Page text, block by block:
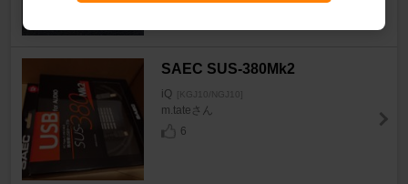
SAEC SUS-380Mk2
iQ [KGJ10/NGJ10]
m.tateさん
6